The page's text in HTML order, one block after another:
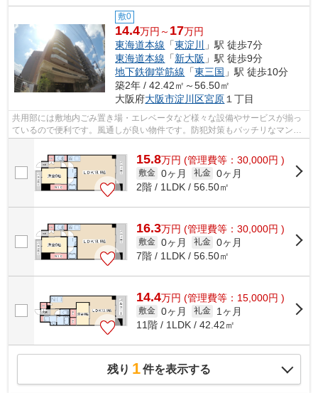
敷0
14.4万円～ 17万円
東海道本線 「東淀川
」駅 徒歩7分
東海道本線 「新大阪 」駅 徒歩9分
地下鉄御堂筋線 「東三国 」駅 徒歩10分
築2年 / 42.42㎡～56.50㎡
大阪府大阪市淀川区宮原 １丁目
共用部には敷地内ごみ置き場・エレベータなど様々な設備やサービスが揃っ
ているので便利です。風通しが良い物件です。防犯対策もバッチリなマンシ
15.8万円 (管理費等：30,000円 )
敷金 0ヶ月 礼金 0ヶ月
2階 / 1LDK / 56.50㎡
16.3万円 (管理費等：30,000円 )
敷金 0ヶ月 礼金 0ヶ月
7階 / 1LDK / 56.50㎡
14.4万円 (管理費等：15,000円 )
敷金 0ヶ月 礼金
1ヶ月
11階 / 1LDK / 42.42㎡
残り 1件を表示する